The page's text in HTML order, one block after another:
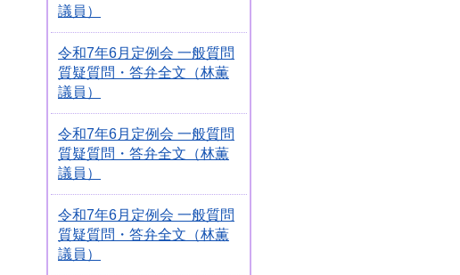
議員）
令和7年6月定例会 一般質問
質疑質問・答弁全文（林薫
議員）
令和7年6月定例会 一般質問
質疑質問・答弁全文（林薫
議員）
令和7年6月定例会 一般質問
質疑質問・答弁全文（林薫
議員）